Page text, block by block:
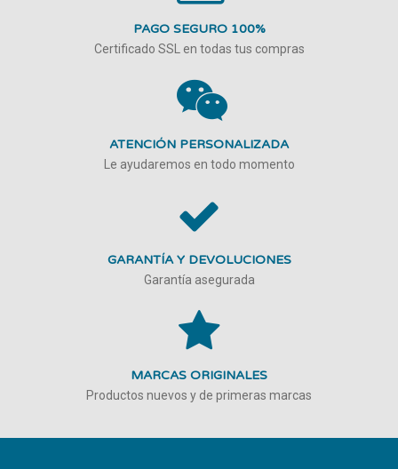
PAGO SEGURO 100%
Certificado SSL en todas tus compras
ATENCIÓN PERSONALIZADA
Le ayudaremos en todo momento
GARANTÍA Y DEVOLUCIONES
Garantía asegurada
MARCAS ORIGINALES
Productos nuevos y de primeras marcas